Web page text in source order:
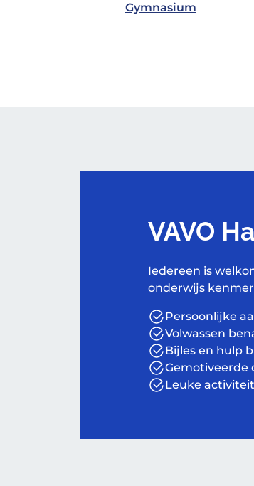
Gymnasium
VAVO
Iedereen is
onderwijs
Persoonlijke
Volwassen
Bijles en hulp
Gemotiveerde
Leuke